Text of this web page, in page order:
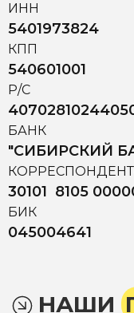
ИНН
5401973824
КПП
540601001
Р/С
БАНК
"СИБИРСКИЙ
30101 8105
БИК
045004641
НАШИ